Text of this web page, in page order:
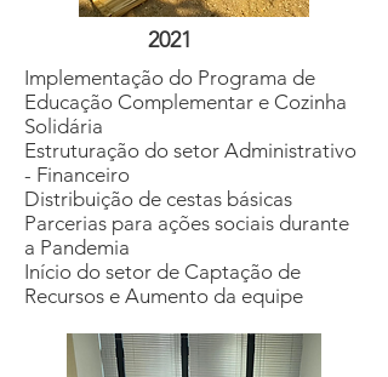
2021
Implementação do Programa de
Educação Complementar e Cozinha
Solidária
Estruturação do setor Administrativo
- Financeiro
Distribuição de cestas básicas
Parcerias para ações sociais durante
a Pandemia
Início do setor de Captação de
Recursos e Aumento da equipe